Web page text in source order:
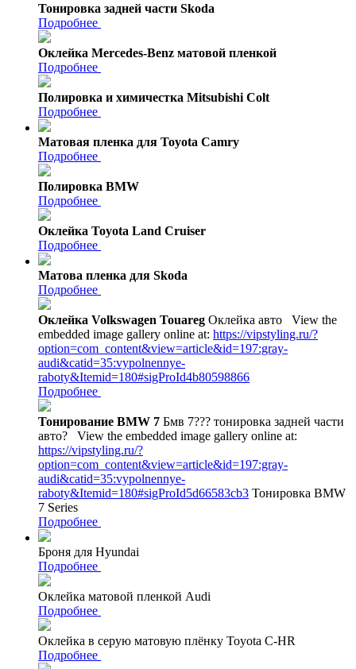
Тонировка задней части Skoda
Подробнее
Оклейка Mercedes-Benz матовой пленкой
Подробнее
Полировка и химичестка Mitsubishi Colt
Подробнее
Матовая пленка для Toyota Camry
Подробнее
Полировка BMW
Подробнее
Оклейка Toyota Land Cruiser
Подробнее
Матова пленка для Skoda
Подробнее
Оклейка Volkswagen Touareg Оклейка авто
View the
embedded image gallery online at: https://vipstyling.ru/?
option=com_content&view=article&id=197:gray-
audi&catid=35:vypolnennye-
raboty&Itemid=180#sigProId4b80598866
Подробнее
Тонирование BMW 7 Бмв 7??? тонировка задней части
авто?
View the embedded image gallery online at:
https://vipstyling.ru/?
option=com_content&view=article&id=197:gray-
audi&catid=35:vypolnennye-
raboty&Itemid=180#sigProId5d66583cb3 Тонировка BMW
7 Series
Подробнее
Броня для Hyundai
Подробнее
Оклейка матовой пленкой Audi
Подробнее
Оклейка в серую матовую плёнку Toyota C-HR
Подробнее